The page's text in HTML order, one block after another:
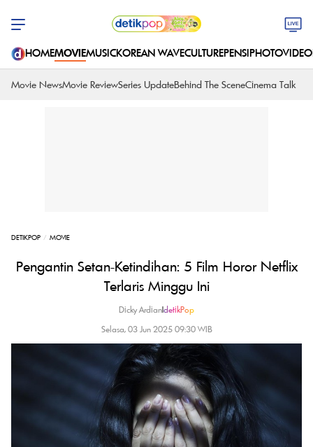
HOMEMOVIEMUSICKOREAN WAVECULTUREPENSIPHOTOVIDEO
Movie NewsMovie ReviewSeries UpdateBehind The SceneCinema Talk
DETIKPOP MOVIE
Pengantin Setan-Ketindihan: 5 Film Horor Netflix
Terlaris Minggu Ini
Dicky Ardian|detikPop
Selasa, 03 Jun 2025 09:30 WIB